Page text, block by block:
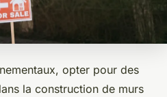
opter pour des
la construction de murs